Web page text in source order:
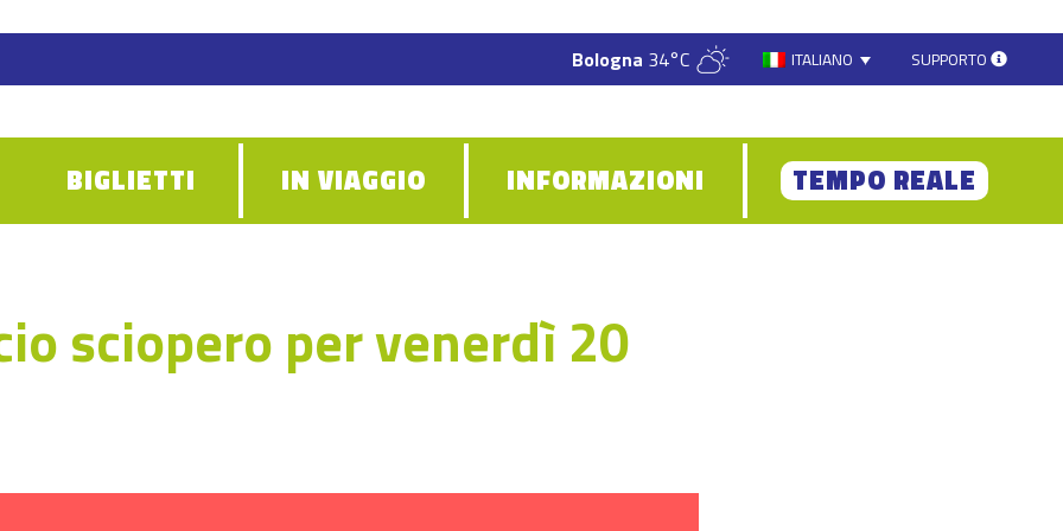
Bologna 34°C ITALIANO SUPPORTO
BIGLIETTI IN VIAGGIO INFORMAZIONI TEMPO REALE
sciopero per venerdì 20